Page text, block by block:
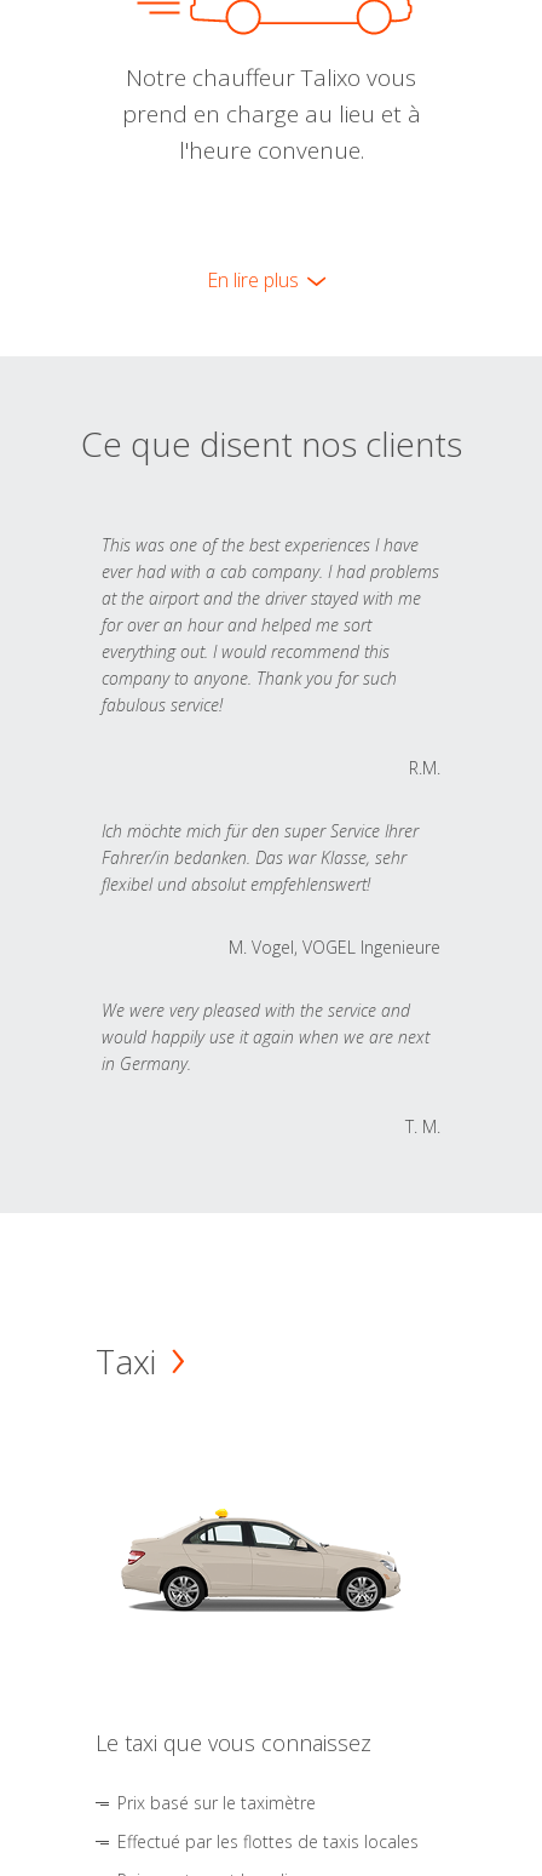
Notre chauffeur Talixo vous
prend en charge au lieu et à
l'heure convenue.
En lire plus
Ce que disent nos clients
This was one of the best experiences I have
ever had with a cab company. I had problems
at the airport and the driver stayed with me
for over an hour and helped me sort
everything out. I would recommend this
company to anyone. Thank you for such
fabulous service!
R.M.
Ich möchte mich für den super Service Ihrer
Fahrer/in bedanken. Das war Klasse, sehr
flexibel und absolut empfehlenswert!
M. Vogel, VOGEL Ingenieure
We were very pleased with the service and
would happily use it again when we are next
in Germany.
T. M.
Taxi
Le taxi que vous connaissez
Prix basé sur le taximètre
Effectué par les flottes de taxis locales